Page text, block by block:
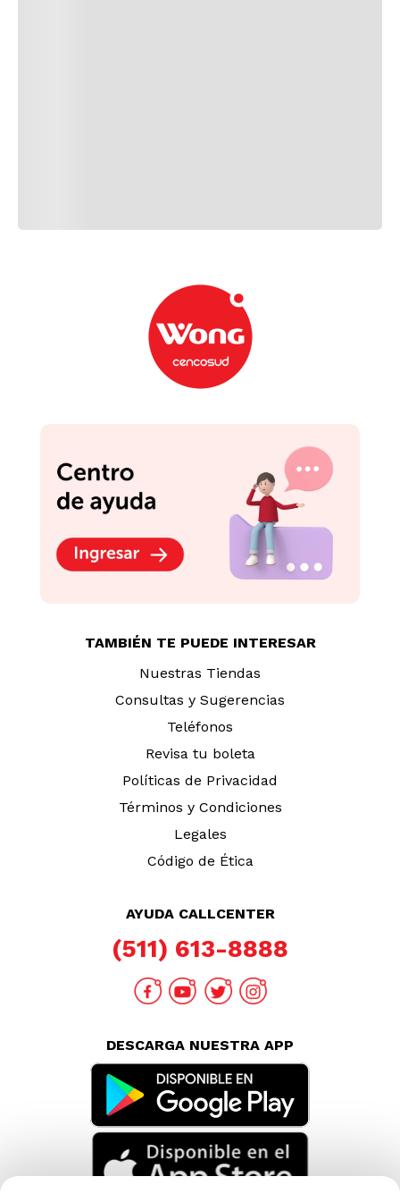
TAMBIÉN TE PUEDE INTERESAR
Nuestras Tiendas
Consultas y Sugerencias
Teléfonos
Revisa tu boleta
Políticas de Privacidad
Términos y Condiciones
Legales
Código de Ética
AYUDA CALLCENTER
(511) 613-8888
DESCARGA NUESTRA APP